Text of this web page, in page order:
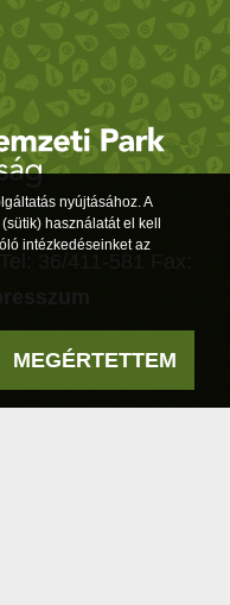
36/411-581 Fax:
nyújtásához. A
használatát el kell
intézkedéseinket az
MEGÉRTETTEM